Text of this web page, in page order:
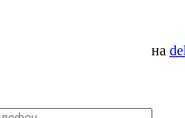
на